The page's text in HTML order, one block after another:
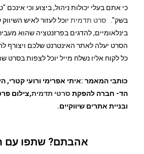
כי אתם בעלי יכולות ניהול, ביצוע וכי אינכם
בשק".סרט תדמית יוכל לעזור לאיש
בינלאומיים, להדגים בפרזנטציה שהוא
הסרט יעלה לאתר האינטרנט שלכם ויצורף
כל לקוח אליו נשלח מייל יוכל לצפות בסרט
כותבי המאמר :איתי אפרימי ורועי קטרי,
הד- חברה להפקת סרטי תדמית,צילום
ובניית אתרים שיווקיים.
אהבתם? שתפו עם